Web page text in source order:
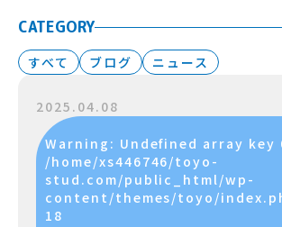
CATEGORY
すべて ブログ ニュース
2025.04.08
Warning : Undefined array key
/home/xs446746/toyo-
stud.com/public_html/wp-
content/themes/toyo/
18